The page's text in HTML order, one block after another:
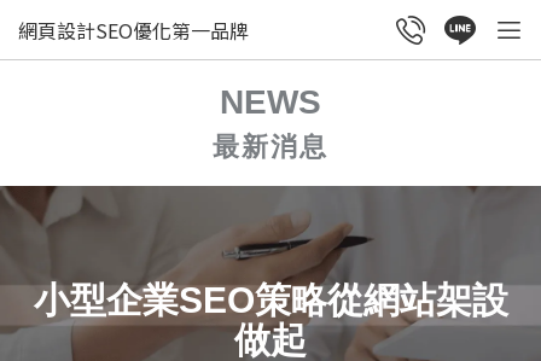
網頁設計SEO優化第一品牌
NEWS
最新消息
小型企業SEO策略從網站架設
做起